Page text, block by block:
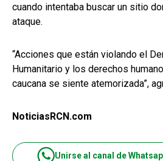
cuando intentaba buscar un sitio
ataque.
“Acciones que están violando el
Humanitario y los derechos
caucana se siente atemorizada”,
NoticiasRCN.com
Unirse al canal de